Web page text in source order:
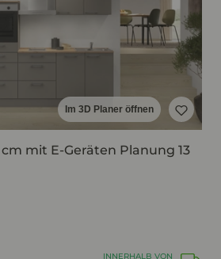
Im 3D Planer öffnen
mit E-Geräten Planung 13
INNERHALB VON